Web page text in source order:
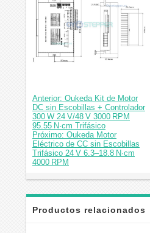
Anterior: Oukeda Kit de Motor
DC sin Escobillas + Controlador
300 W 24 V/48 V 3000 RPM
95.55 N·cm Trifásico
Próximo: Oukeda Motor
Eléctrico de CC sin Escobillas
Trifásico 24 V 6.3–18.8 N·cm
4000 RPM
Productos relacionados